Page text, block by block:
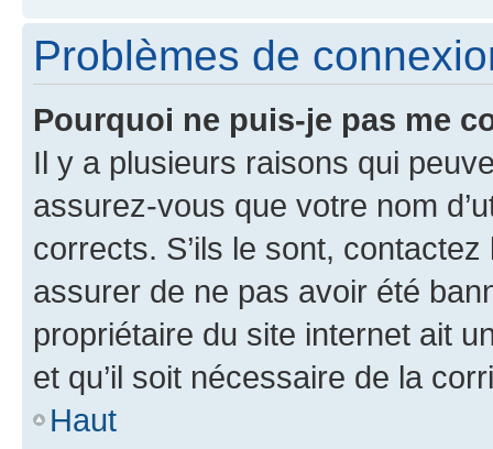
Problèmes de
Pourquoi ne puis-je pas me
Il y a plusieurs raisons qui
assurez-vous que votre nom
corrects. S’ils le sont,
assurer de ne pas avoir été
propriétaire du site internet ait
et qu’il soit nécessaire de la
Haut